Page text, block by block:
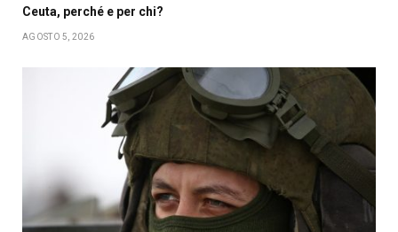
Ceuta, perché e per chi?
AGOSTO 5, 2026